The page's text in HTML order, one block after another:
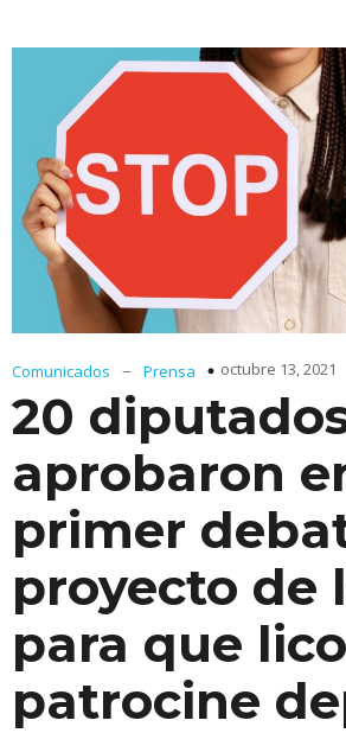
Comunicados – Prensa octubre 13, 2021
20
aprobaron
primer
proyecto de
para que
patrocine